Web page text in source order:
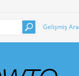
Gelişmiş Ara